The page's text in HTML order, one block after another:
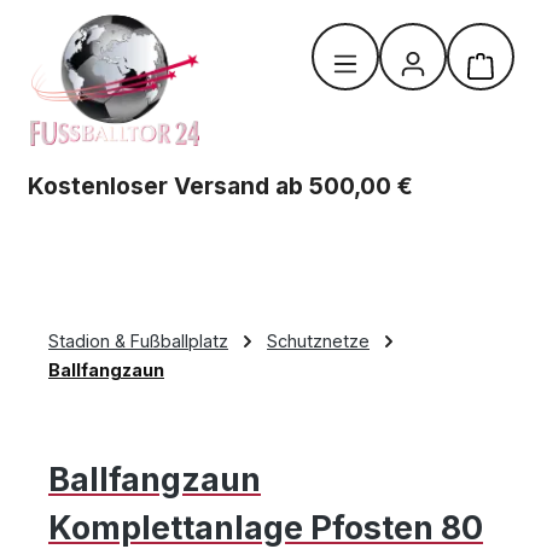
Zum Hauptinhalt springen
Kostenloser Versand ab 500,00 €
Stadion & Fußballplatz
Schutznetze
Ballfangzaun
Ballfangzaun
Komplettanlage Pfosten 80